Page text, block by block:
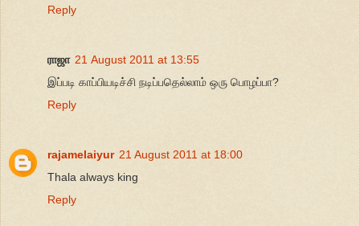
Reply
ராஜா 21 August 2011 at 13:55
இப்படி காப்பியடிச்சி நடிப்பதெல்லாம் ஒரு பொழப்பா?
Reply
rajamelaiyur 21 August 2011 at 18:00
Thala always king
Reply